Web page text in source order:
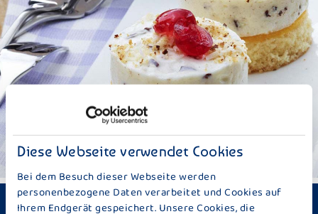
Diese Webseite verwendet Cookies
Bei dem Besuch dieser Webseite werden
personenbezogene Daten verarbeitet und Cookies auf
Ihrem Endgerät gespeichert. Unsere Cookies, die
Zubereitungszeit: ca. 40 Minuten Schwierigkeit: Mittel